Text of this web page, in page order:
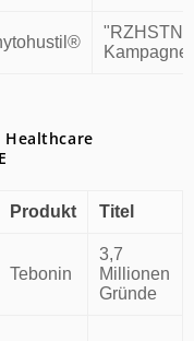
"RZHSTN"
Kampagne
Healthcare
Produkt Titel
Tebonin
3,7
Millionen
Gründe